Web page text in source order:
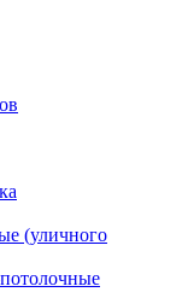
(уличного